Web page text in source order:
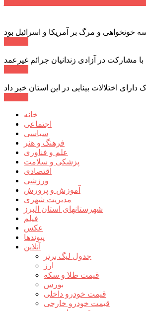
مشارکت در آزادی زندانیان جرائم غیرعمد
خانه
اجتماعی
سیاسی
فرهنگ و هنر
علم و فناوری
پزشکی و سلامت
اقتصادی
ورزشی
آموزش و پرورش
مدیریت شهری
شهرستانهای استان البرز
فیلم
عکس
پیوندها
آنلاین
جدول لیگ برتر
ارز
قیمت طلا و سکه
بورس
قیمت خودرو داخلی
قیمت خودرو خارجی